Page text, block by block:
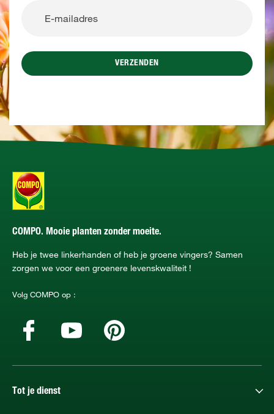
VERZENDEN
COMPO. Mooie planten zonder moeite.
Heb je twee linkerhanden of heb je groene vingers? Samen
zorgen we voor een groenere levenskwaliteit !
Volg COMPO op :
Tot je dienst